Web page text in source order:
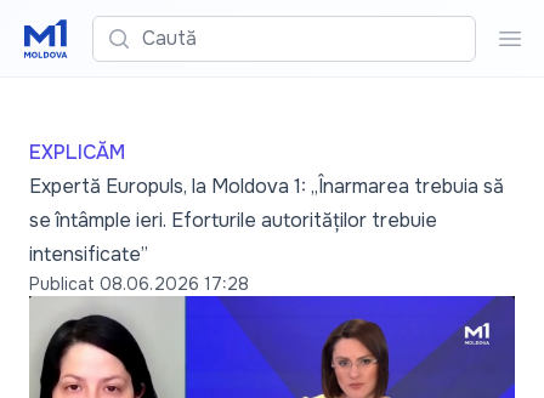
Caută
EXPLICĂM
Expertă Europuls, la Moldova 1: „Înarmarea trebuia să
se întâmple ieri. Eforturile autorităților trebuie
intensificate”
Publicat 08.06.2026 17:28